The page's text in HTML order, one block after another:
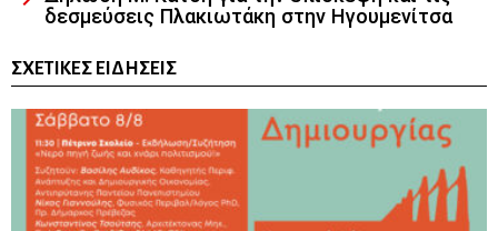
δεσμεύσεις Πλακιωτάκη στην Ηγουμενίτσα
ΣΧΕΤΙΚΈΣ ΕΙΔΉΣΕΙΣ